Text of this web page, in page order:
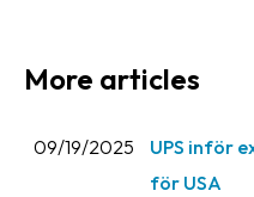
More articles
09/19/2025
UPS inför
för USA